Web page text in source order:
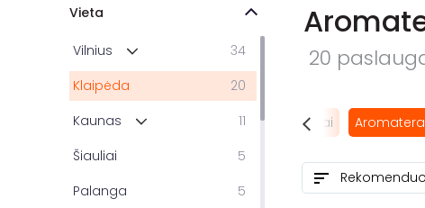
20
Galvos masažai Egzotiški masažai
Vieta
Vilnius
34
Klaipėda
20
Kaunas
11
Šiauliai
5
Palanga
5